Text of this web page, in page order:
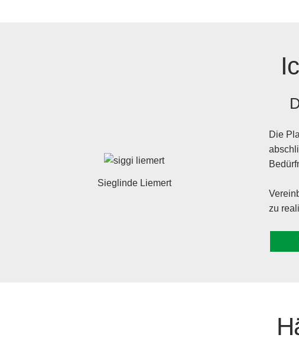
Sieglinde Liemert
Die
zu